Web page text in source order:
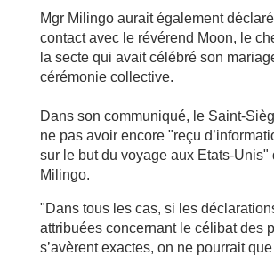
Mgr Milingo aurait également
contact avec le révérend Moon, le
la secte qui avait célébré son
cérémonie collective.
Dans son communiqué, le Saint-
ne pas avoir encore "reçu
sur le but du voyage aux Etats-Unis"
Milingo.
"Dans tous les cas, si les
attribuées concernant le célibat des
s’avèrent exactes, on ne pourrait